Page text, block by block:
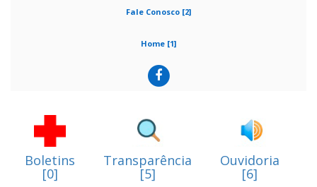
Fale Conosco [2]
Home [1]
Boletins
[0]
Transparência
[5]
Ouvidoria
[6]